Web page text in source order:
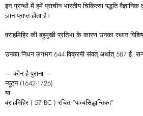
इन ग्रन्थों में हमें प्राचीन भारतीय चिकित्सा पद्धति
ज्ञान प्राप्त होता है।
वराहमिहिर की बहुमुखी प्रतिभा के कारण उनका स्थान
उनका निधन लगभग 644 विक्रमी संवत् अर्थात् 587 ई.
— कोन है पुराना —
न्यूटन (1642-1726)
या
वराहमिहिर ( 57 BC ) रचित “पञ्चसिद्धान्तिका”